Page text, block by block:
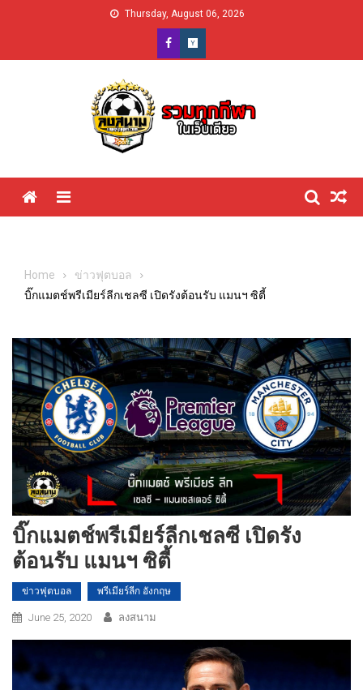
Thursday, August 06, 2026
Menu
Home
ข่าวฟุตบอล
บิ๊กแมตช์พรีเมียร์ลีกเชลซี เปิดรังต้อนรับ แมนฯ ซิตี้
บิ๊กแมตช์พรีเมียร์ลีกเชลซี เปิดรัง
ต้อนรับ แมนฯ ซิตี้
ข่าวฟุตบอล พรีเมียร์ลีก อังกฤษ
June 25, 2020 ลงสนาม